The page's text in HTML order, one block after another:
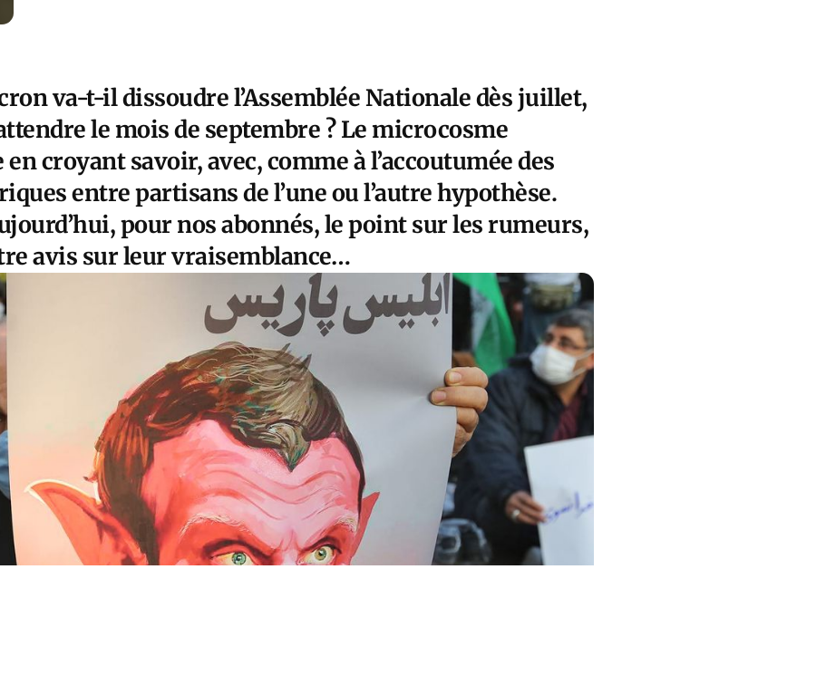
va-t-il dissoudre l’Assemblée Nationale dès juillet,
le mois de septembre ? Le microcosme
en croyant savoir, avec, comme à l’accoutumée des
entre partisans de l’une ou l’autre hypothèse.
pour nos abonnés, le point sur les rumeurs,
avis sur leur vraisemblance…